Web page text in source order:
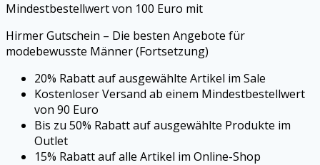
Mindestbestellwert von 100 Euro mit
Hirmer Gutschein – Die besten Angebote für
modebewusste Männer (Fortsetzung)
20% Rabatt auf ausgewählte Artikel im Sale
Kostenloser Versand ab einem Mindestbestellwert
von 90 Euro
Bis zu 50% Rabatt auf ausgewählte Produkte im
Outlet
15% Rabatt auf alle Artikel im Online-Shop